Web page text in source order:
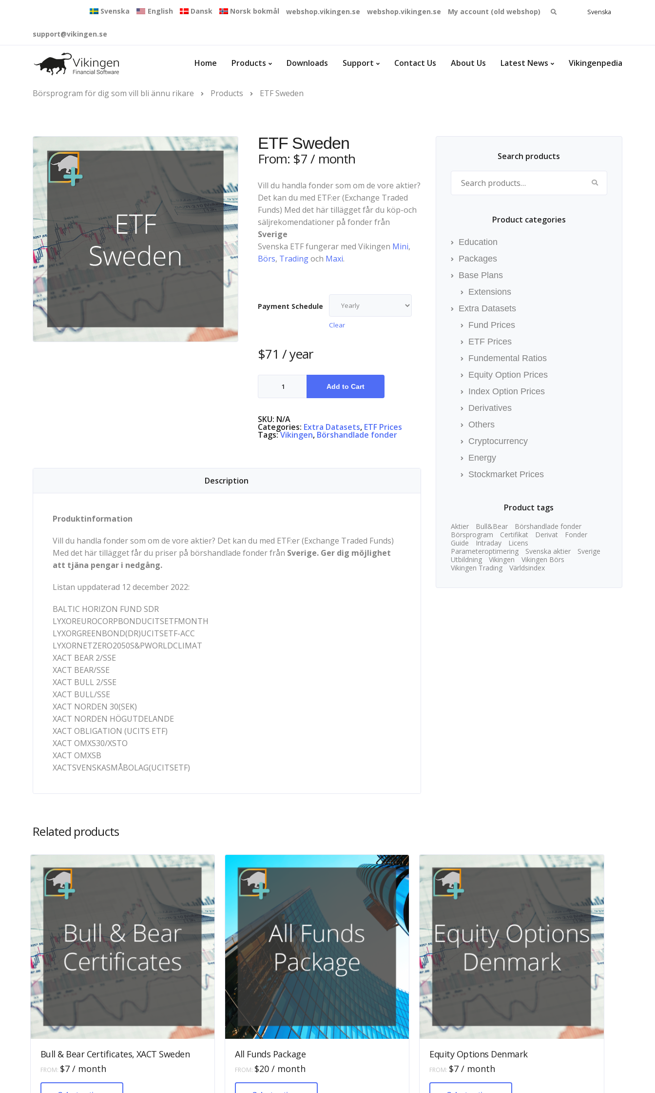
Svenska English Dansk Norsk bokmål webshop.vikingen.se webshop.vikingen.se My account (old webshop)
Search
Svenska
support@vikingen.se
Home Products Downloads Support Contact Us About Us Latest News Vikingenpedia
Börsprogram för dig som vill bli ännu rikare Products ETF Sweden
ETF Sweden
From: $7/ month
Vill du handla fonder som om de vore aktier?
Det kan du med ETF:er (Exchange Traded
Funds) Med det här tillägget får du köp-och
säljrekomendationer på fonder från
Sverige
Svenska ETF fungerar med Vikingen Mini,
Börs, Tradingoch Maxi.
Payment Schedule
Clear
$71 / year
ETF
Sweden Add to Cart
SKU: N/A
Categories: Extra Datasets, ETF Prices
Tags:Vikingen, Börshandlade fonder
Description
Produktinformation
Vill du handla fonder som om de vore aktier? Det kan du med ETF:er (Exchange Traded Funds)
Med det här tillägget får du priser på börshandlade fonder från Sverige. Ger dig möjlighet
att tjäna pengar i nedgång.
Listan uppdaterad 12 december 2022:
BALTIC HORIZON FUND SDR
LYXOREUROCORPBONDUCITSETFMONTH
LYXORGREENBOND(DR)UCITSETF-ACC
LYXORNETZERO2050S&PWORLDCLIMAT
XACT BEAR 2/SSE
XACT BEAR/SSE
XACT BULL 2/SSE
XACT BULL/SSE
XACT NORDEN 30(SEK)
XACT NORDEN HÖGUTDELANDE
XACT OBLIGATION (UCITS ETF)
XACT OMXS30/XSTO
XACT OMXSB
XACTSVENSKASMÅBOLAG(UCITSETF)
Search products
Search for:
Product categories
Education
Packages
Base Plans
Extensions
Extra Datasets
Fund Prices
ETF Prices
Fundemental Ratios
Equity Option Prices
Index Option Prices
Derivatives
Others
Cryptocurrency
Energy
Stockmarket Prices
Product tags
Aktier Bull&Bear
Börshandlade fonder
Börsprogram
Certifikat Derivat
Fonder
Guide
Intraday
Licens
Parameteroptimering
Svenska aktier
Sverige
Utbildning
Vikingen
Vikingen Börs
Vikingen Trading
Världsindex
Related products
Bull & Bear Certificates, XACT Sweden
FROM: $7 / month
product
All Funds Package
FROM: $20 / month
product
Equity Options Denmark
FROM: $7 / month
product